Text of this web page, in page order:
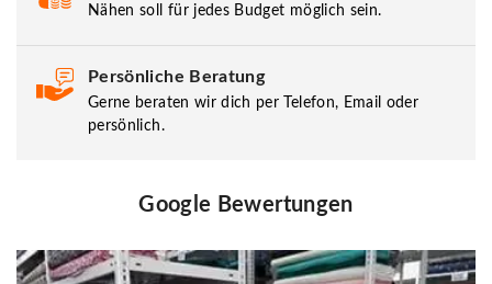
Nähen soll für jedes Budget möglich sein.
Persönliche Beratung
Gerne beraten wir dich per Telefon, Email oder
persönlich.
Google Bewertungen